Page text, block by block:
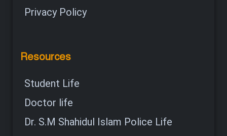
Privacy Policy
Resources
Student Life
Doctor life
Dr. S.M Shahidul Islam Police Life